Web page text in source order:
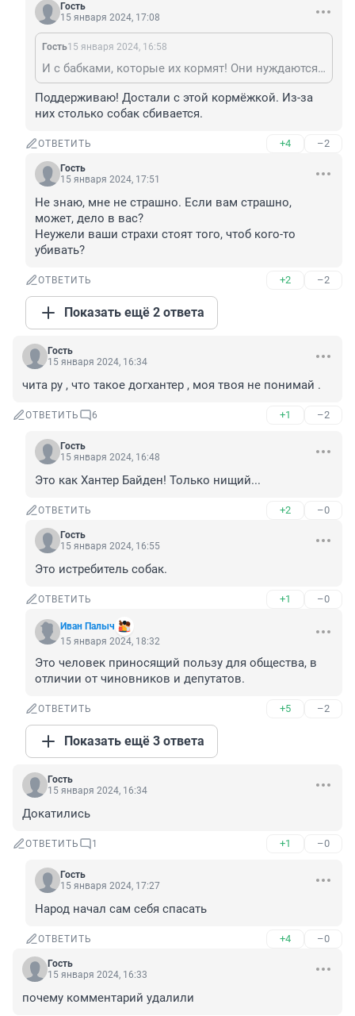
Гость
15 января 2024, 17:08
Гость15 января 2024, 16:58
И с бабками, которые их кормят! Они нуждаются в принудительном психиатрическом лечении...
Поддерживаю! Достали с этой кормёжкой. Из-за
них столько собак сбивается.
ОТВЕТИТЬ +4 –2
Гость
15 января 2024, 17:51
Не знаю, мне не страшно. Если вам страшно,
может, дело в вас?
Неужели ваши страхи стоят того, чтоб кого-то
убивать?
ОТВЕТИТЬ +2 –2
Показать ещё 2 ответа
Гость
15 января 2024, 16:34
чита ру , что такое догхантер , моя твоя не понимай .
ОТВЕТИТЬ 6 +1 –2
Гость
15 января 2024, 16:48
Это как Хантер Байден! Только нищий...
ОТВЕТИТЬ +2 –0
Гость
15 января 2024, 16:55
Это истребитель собак.
ОТВЕТИТЬ +1 –0
Иван Палыч
15 января 2024, 18:32
Это человек приносящий пользу для общества, в
отличии от чиновников и депутатов.
ОТВЕТИТЬ +5 –2
Показать ещё 3 ответа
Гость
15 января 2024, 16:34
Докатились
ОТВЕТИТЬ 1 +1 –0
Гость
15 января 2024, 17:27
Народ начал сам себя спасать
ОТВЕТИТЬ +4 –0
Гость
15 января 2024, 16:33
почему комментарий удалили